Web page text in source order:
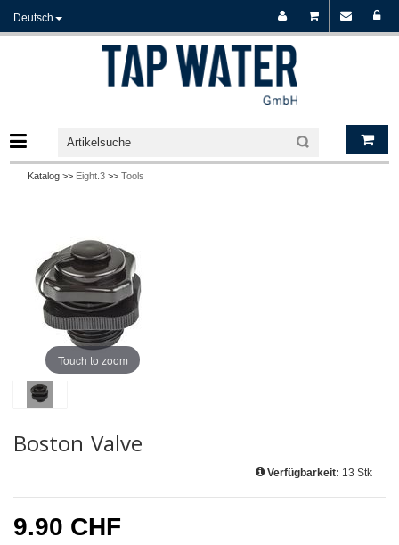
Deutsch
Katalog >> Eight.3 >> Tools
Touch to zoom
Boston Valve
Verfügbarkeit: 13 Stk
9.90 CHF